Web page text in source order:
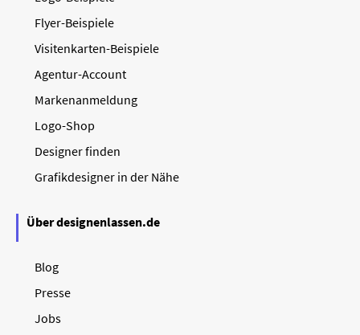
Flyer-Beispiele
Visitenkarten-Beispiele
Agentur-Account
Markenanmeldung
Logo-Shop
Designer finden
Grafikdesigner in der Nähe
Über designenlassen.de
Blog
Presse
Jobs